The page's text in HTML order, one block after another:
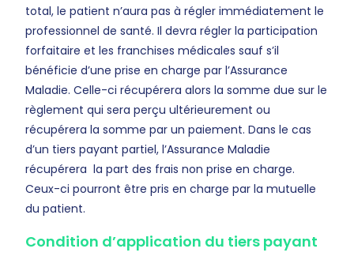
total, le patient n’aura pas à régler immédiatement le
professionnel de santé. Il devra régler la participation
forfaitaire et les franchises médicales sauf s’il
bénéficie d’une prise en charge par l’Assurance
Maladie. Celle-ci récupérera alors la somme due sur le
règlement qui sera perçu ultérieurement ou
récupérera la somme par un paiement. Dans le cas
d’un tiers payant partiel, l’Assurance Maladie
récupérera la part des frais non prise en charge.
Ceux-ci pourront être pris en charge par la mutuelle
du patient.
Condition d’application du tiers payant